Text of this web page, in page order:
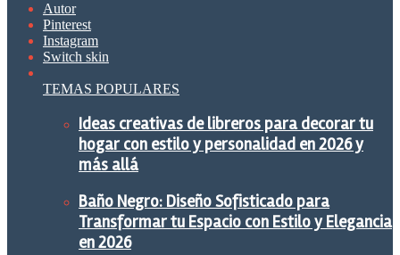
Autor
Pinterest
Instagram
Switch skin
TEMAS POPULARES
Ideas creativas de libreros para decorar tu
hogar con estilo y personalidad en 2026 y
más allá
Baño Negro: Diseño Sofisticado para
Transformar tu Espacio con Estilo y Elegancia
en 2026